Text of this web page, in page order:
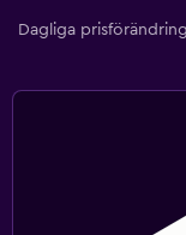
Dagliga